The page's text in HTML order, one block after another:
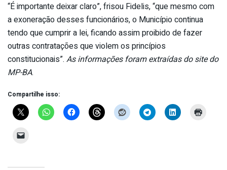
“É importante deixar claro”, frisou Fidelis, “que mesmo com
a exoneração desses funcionários, o Município continua
tendo que cumprir a lei, ficando assim proibido de fazer
outras contratações que violem os princípios
constitucionais”. As informações foram extraídas do site do
MP-BA.
Compartilhe isso: